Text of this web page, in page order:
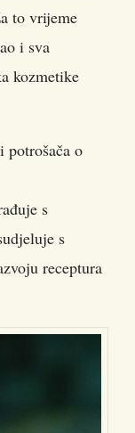
to vrijeme
i sva
kozmetike
potrošača o
s
s
receptura